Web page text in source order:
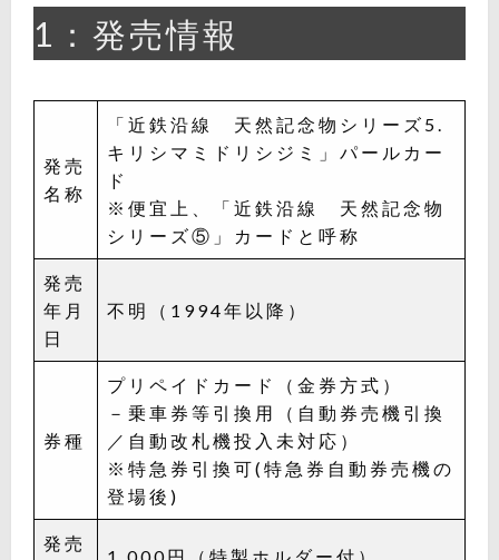
1：発売情報
発売
名称
「近鉄沿線 天然記念物シリーズ5.
キリシマミドリシジミ」パールカー
ド
※便宜上、「近鉄沿線 天然記念物
シリーズ⑤」カードと呼称
発売
年月
日
不明（1994年以降）
券種
プリペイドカード（金券方式）
－乗車券等引換用（自動券売機引換
／自動改札機投入未対応）
※特急券引換可(特急券自動券売機の
登場後)
発売
1,000円（特製ホルダー付）